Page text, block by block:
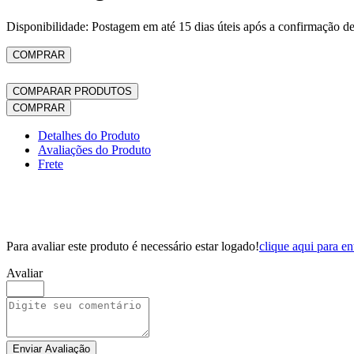
Disponibilidade: Postagem em até 15 dias úteis após a confirmação
COMPRAR
COMPARAR PRODUTOS
COMPRAR
Detalhes do Produto
Avaliações do Produto
Frete
Para avaliar este produto é necessário estar logado!clique aqui para
Avaliar
Enviar Avaliação